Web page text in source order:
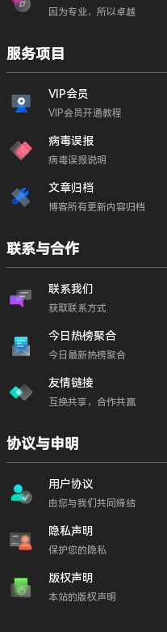
因为专业，所以卓越
服务项目
VIP会员
VIP会员开通教程
病毒误报
病毒误报说明
文章归档
博客所有更新内容归档
联系与合作
联系我们
获取联系方式
今日热榜聚合
今日最新热榜聚合
友情链接
互换共享，合作共赢
协议与申明
用户协议
由您与我们共同缔结
隐私声明
保护您的隐私
版权声明
本站的版权声明